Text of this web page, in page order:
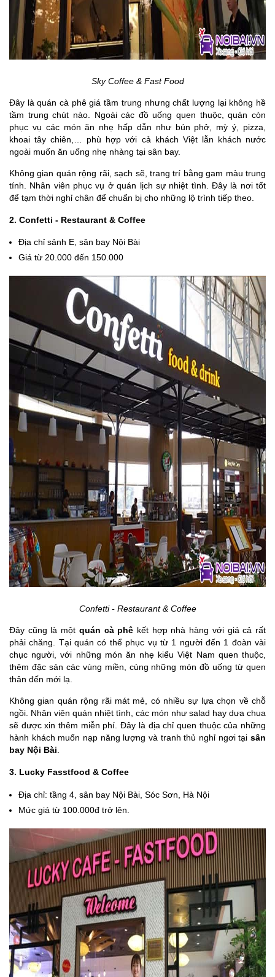
Sky Coffee & Fast Food
Đây là quán cà phê giá tầm trung nhưng chất lượng lại không hề
tầm trung chút nào. Ngoài các đồ uống quen thuộc, quán còn
phục vụ các món ăn nhẹ hấp dẫn như bún phở, mỳ ý, pizza,
khoai tây chiên,… phù hợp với cả khách Việt lẫn khách nước
ngoài muốn ăn uống nhẹ nhàng tại sân bay.
Không gian quán rộng rãi, sạch sẽ, trang trí bằng gam màu trung
tính. Nhân viên phục vụ ở quán lịch sự nhiệt tình. Đây là nơi tốt
để tạm thời nghỉ chân để chuẩn bị cho những lộ trình tiếp theo.
2. Confetti - Restaurant & Coffee
Địa chỉ sảnh E, sân bay Nội Bài
Giá từ 20.000 đến 150.000
Confetti - Restaurant & Coffee
Đây cũng là một quán cà phê kết hợp nhà hàng với giá cả rất
phải chăng. Tại quán có thể phục vụ từ 1 người đến 1 đoàn vài
chục người, với những món ăn nhẹ kiểu Việt Nam quen thuộc,
thêm đặc sản các vùng miền, cùng những món đồ uống từ quen
thân đến mới lạ.
Không gian quán rộng rãi mát mẻ, có nhiều sự lựa chọn về chỗ
ngồi. Nhân viên quán nhiệt tình, các món như salad hay dưa chua
sẽ được xin thêm miễn phí. Đây là địa chỉ quen thuộc của những
hành khách muốn nạp năng lượng và tranh thủ nghỉ ngơi tại sân
bay Nội Bài
3. Lucky Fasstfood & Coffee
Địa chỉ: tầng 4, sân bay Nội Bài, Sóc Sơn, Hà Nội
Mức giá từ 100.000đ trở lên.